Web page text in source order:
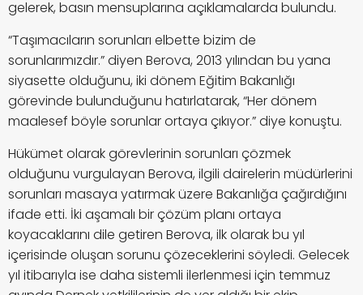
gelerek, basın mensuplarına açıklamalarda bulundu.
“Taşımacıların sorunları elbette bizim de
sorunlarımızdır.” diyen Berova, 2013 yılından bu yana
siyasette olduğunu, iki dönem Eğitim Bakanlığı
görevinde bulunduğunu hatırlatarak, “Her dönem
maalesef böyle sorunlar ortaya çıkıyor.” diye konuştu.
Hükümet olarak görevlerinin sorunları çözmek
olduğunu vurgulayan Berova, ilgili dairelerin müdürlerini
sorunları masaya yatırmak üzere Bakanlığa çağırdığını
ifade etti. İki aşamalı bir çözüm planı ortaya
koyacaklarını dile getiren Berova, ilk olarak bu yıl
içerisinde oluşan sorunu çözeceklerini söyledi. Gelecek
yıl itibarıyla ise daha sistemli ilerlenmesi için temmuz